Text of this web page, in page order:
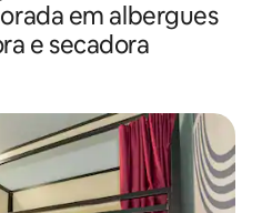
em albergues
e secadora